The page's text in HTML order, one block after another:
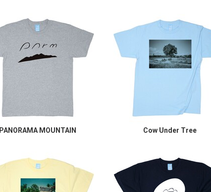
PANORAMA MOUNTAIN Cow Under Tree